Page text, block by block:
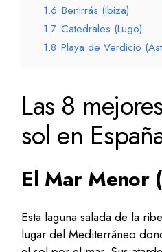
1.6 Benirrás (Ibiza)
1.7 Catedrales (Lugo)
1.8 Playa de Verdicio
Las 8
sol en
El Mar Menor
Esta laguna salada de la
lugar del Mediterráneo